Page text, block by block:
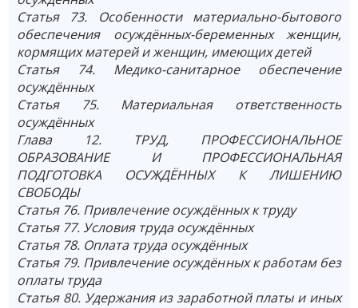
Статья 73. Особенности материально-бытового
обеспечения осуждённых-беременных женщин,
кормящих матерей и женщин, имеющих детей
Статья 74. Медико-санитарное обеспечение
осуждённых
Статья 75. Материальная ответственность
осуждённых
Глава 12. ТРУД, ПРОФЕССИОНАЛЬНОЕ
ОБРАЗОВАНИЕ И ПРОФЕССИОНАЛЬНАЯ
ПОДГОТОВКА ОСУЖДЁННЫХ К ЛИШЕНИЮ
СВОБОДЫ
Статья 76. Привлечение осуждённых к труду
Статья 77. Условия труда осуждённых
Статья 78. Оплата труда осуждённых
Статья 79. Привлечение осуждённых к работам без
оплаты труда
Статья 80. Удержания из заработной платы и иных